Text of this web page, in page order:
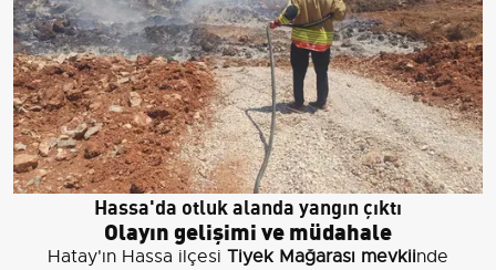
Hassa'da otluk alanda yangın çıktı
Olayın gelişimi ve müdahale
Hatay'ın Hassa ilçesi Tiyek Mağarası mevkiinde